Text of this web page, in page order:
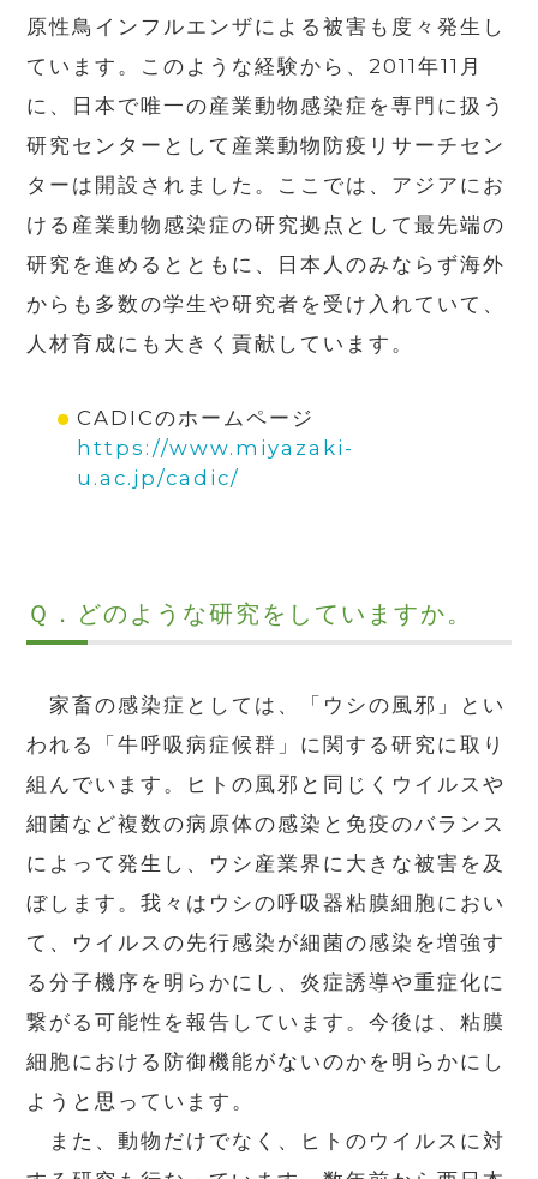
原性鳥インフルエンザによる被害も度々発生し
ています。このような経験から、2011年11月
に、日本で唯一の産業動物感染症を専門に扱う
研究センターとして産業動物防疫リサーチセン
ターは開設されました。ここでは、アジアにお
ける産業動物感染症の研究拠点として最先端の
研究を進めるとともに、日本人のみならず海外
からも多数の学生や研究者を受け入れていて、
人材育成にも大きく貢献しています。
CADICのホームページ
https://www.miyazaki-
u.ac.jp/cadic/
Ｑ． どのような研究をしていますか。
家畜の感染症としては、「ウシの風邪」とい
われる「牛呼吸病症候群」に関する研究に取り
組んでいます。ヒトの風邪と同じくウイルスや
細菌など複数の病原体の感染と免疫のバランス
によって発生し、ウシ産業界に大きな被害を及
ぼします。我々はウシの呼吸器粘膜細胞におい
て、ウイルスの先行感染が細菌の感染を増強す
る分子機序を明らかにし、炎症誘導や重症化に
繋がる可能性を報告しています。今後は、粘膜
細胞における防御機能がないのかを明らかにし
ようと思っています。
また、動物だけでなく、ヒトのウイルスに対